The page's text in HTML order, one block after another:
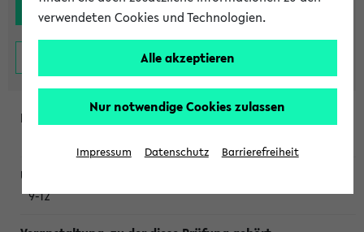
9-12
verwendeten Cookies und Technologien.
Alle akzeptieren
Nur notwendige Cookies zulassen
Impressum Datenschutz Barrierefreiheit